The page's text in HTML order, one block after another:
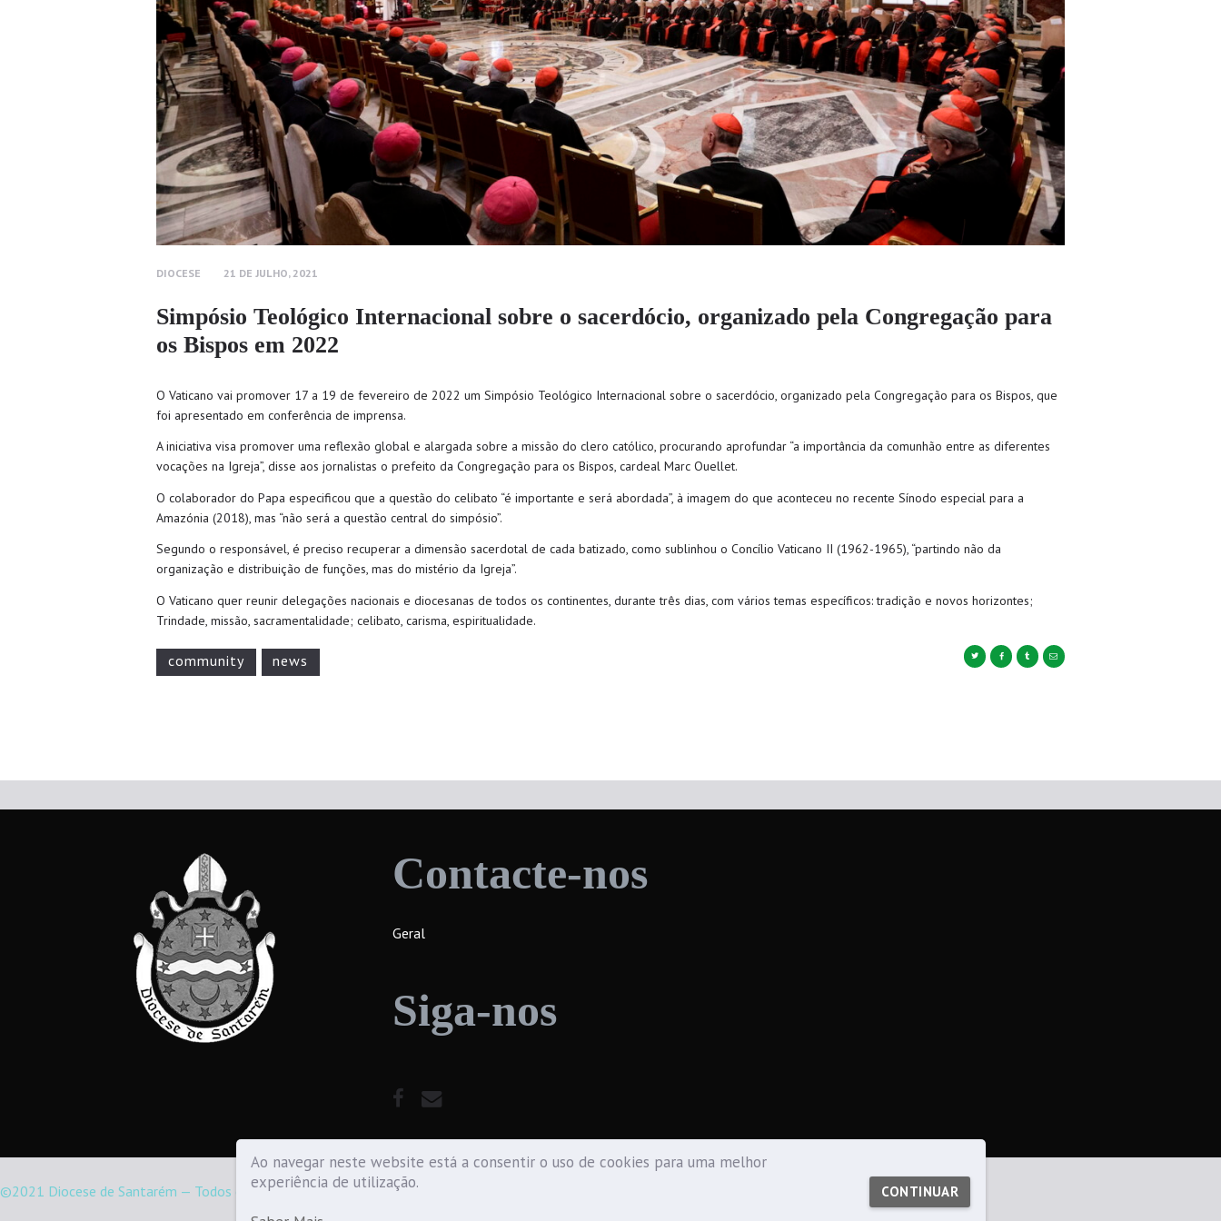
Ao navegar neste website está a consentir o uso de cookies para uma melhor
experiência de utilização.
CONTINUAR
DIOCESE 21 DE JULHO, 2021
Simpósio Teológico Internacional sobre o sacerdócio, organizado pela Congregação para
os Bispos em 2022
O Vaticano vai promover 17 a 19 de fevereiro de 2022 um Simpósio Teológico Internacional sobre o sacerdócio, organizado pela Congregação para os Bispos, que
foi apresentado em conferência de imprensa.
A iniciativa visa promover uma reflexão global e alargada sobre a missão do clero católico, procurando aprofundar “a importância da comunhão entre as diferentes
vocações na Igreja”, disse aos jornalistas o prefeito da Congregação para os Bispos, cardeal Marc Ouellet.
O colaborador do Papa especificou que a questão do celibato “é importante e será abordada”, à imagem do que aconteceu no recente Sínodo especial para a
Amazónia (2018), mas “não será a questão central do simpósio”.
Segundo o responsável, é preciso recuperar a dimensão sacerdotal de cada batizado, como sublinhou o Concílio Vaticano II (1962-1965), “partindo não da
organização e distribuição de funções, mas do mistério da Igreja”.
O Vaticano quer reunir delegações nacionais e diocesanas de todos os continentes, durante três dias, com vários temas específicos: tradição e novos horizontes;
Trindade, missão, sacramentalidade; celibato, carisma, espiritualidade.
community news
Contacte-nos
Geral
Siga-nos
©2021 Diocese de Santarém — Todos os direitos reservados.